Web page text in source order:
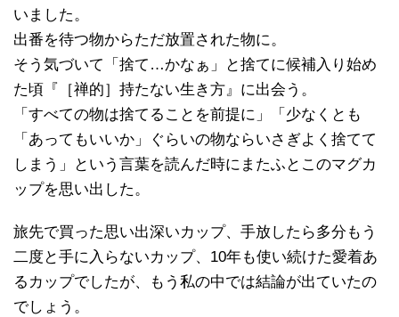
いました。
出番を待つ物からただ放置された物に。
そう気づいて「捨て…かなぁ」と捨てに候補入り始め
た頃『［禅的］持たない生き方』に出会う。
「すべての物は捨てることを前提に」「少なくとも
「あってもいいか」ぐらいの物ならいさぎよく捨てて
しまう」という言葉を読んだ時にまたふとこのマグカ
ップを思い出した。
旅先で買った思い出深いカップ、手放したら多分もう
二度と手に入らないカップ、10年も使い続けた愛着あ
るカップでしたが、もう私の中では結論が出ていたの
でしょう。